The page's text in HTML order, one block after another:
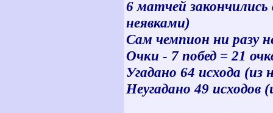
6 матчей
неявками)
Сам чемпион ни разу
Очки - 7 побед = 21
Угадано 64 исхода (из
Неугадано 49